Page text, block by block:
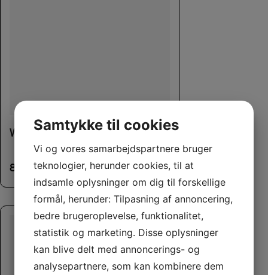
Whimzees Alligator L
85,00kr.
Samtykke til cookies
Vi og vores samarbejdspartnere bruger
teknologier, herunder cookies, til at
indsamle oplysninger om dig til forskellige
formål, herunder: Tilpasning af annoncering,
bedre brugeroplevelse, funktionalitet,
statistik og marketing. Disse oplysninger
kan blive delt med annoncerings- og
analysepartnere, som kan kombinere dem